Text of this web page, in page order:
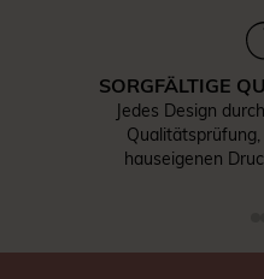
SORGFÄLTIGE
Jedes Design
hauseigenen